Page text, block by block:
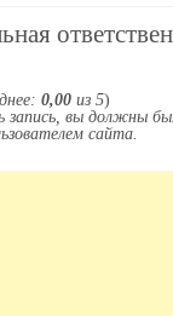
0,00 из 5)
запись, вы должны
сайта.